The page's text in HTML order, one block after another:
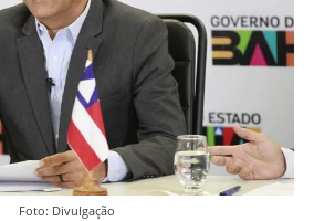
Foto: Divulgação